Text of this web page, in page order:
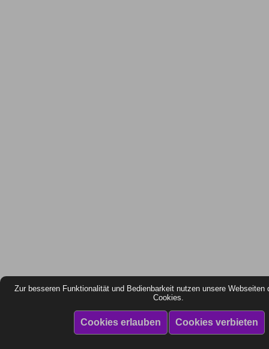
Zur besseren Funktionalität und Bedienbarkeit nutzen unsere Webseiten
Cookies.